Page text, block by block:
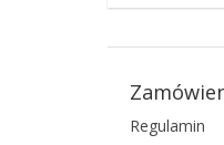
Regulamin